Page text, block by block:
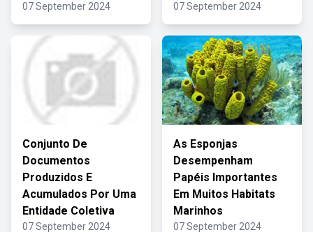
07 September 2024 07 September 2024
Conjunto De
Documentos
Produzidos E
Acumulados Por Uma
Entidade Coletiva
07 September 2024
As Esponjas
Desempenham
Papéis Importantes
Em Muitos Habitats
Marinhos
07 September 2024